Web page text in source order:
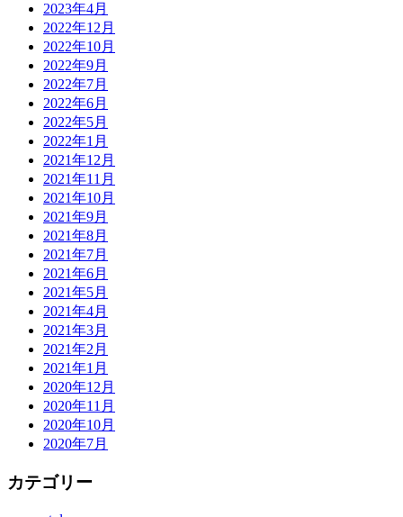
2023年4月
2022年12月
2022年10月
2022年9月
2022年7月
2022年6月
2022年5月
2022年1月
2021年12月
2021年11月
2021年10月
2021年9月
2021年8月
2021年7月
2021年6月
2021年5月
2021年4月
2021年3月
2021年2月
2021年1月
2020年12月
2020年11月
2020年10月
2020年7月
カテゴリー